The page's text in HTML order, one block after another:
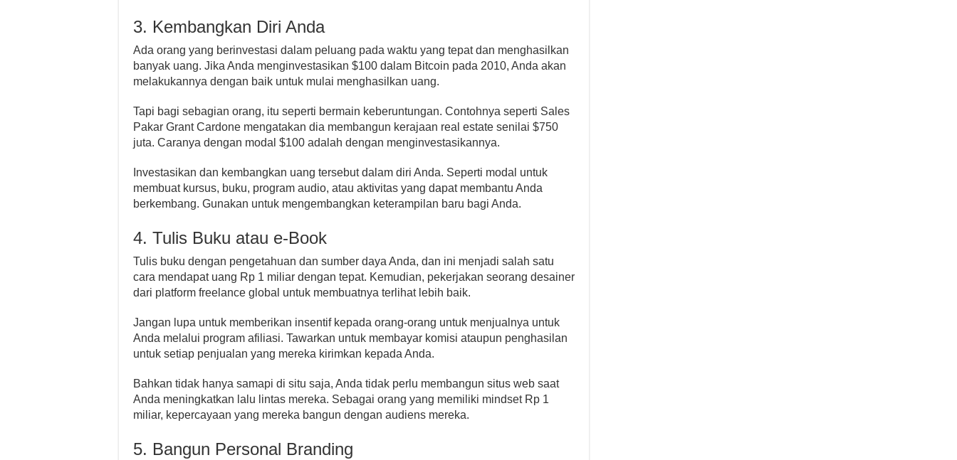
3. Kembangkan Diri Anda
Ada orang yang berinvestasi dalam peluang pada waktu yang tepat dan menghasilkan
banyak uang. Jika Anda menginvestasikan $100 dalam Bitcoin pada 2010, Anda akan
melakukannya dengan baik untuk mulai menghasilkan uang.
Tapi bagi sebagian orang, itu seperti bermain keberuntungan. Contohnya seperti Sales
Pakar Grant Cardone mengatakan dia membangun kerajaan real estate senilai $750
juta. Caranya dengan modal $100 adalah dengan menginvestasikannya.
Investasikan dan kembangkan uang tersebut dalam diri Anda. Seperti modal untuk
membuat kursus, buku, program audio, atau aktivitas yang dapat membantu Anda
berkembang. Gunakan untuk mengembangkan keterampilan baru bagi Anda.
4. Tulis Buku atau e-Book
Tulis buku dengan pengetahuan dan sumber daya Anda, dan ini menjadi salah satu
cara mendapat uang Rp 1 miliar dengan tepat. Kemudian, pekerjakan seorang desainer
dari platform freelance global untuk membuatnya terlihat lebih baik.
Jangan lupa untuk memberikan insentif kepada orang-orang untuk menjualnya untuk
Anda melalui program afiliasi. Tawarkan untuk membayar komisi ataupun penghasilan
untuk setiap penjualan yang mereka kirimkan kepada Anda.
Bahkan tidak hanya samapi di situ saja, Anda tidak perlu membangun situs web saat
Anda meningkatkan lalu lintas mereka. Sebagai orang yang memiliki mindset Rp 1
miliar, kepercayaan yang mereka bangun dengan audiens mereka.
5. Bangun Personal Branding